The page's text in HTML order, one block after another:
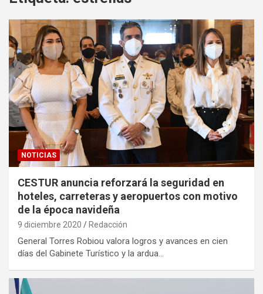
NOTICIAS
CESTUR anuncia reforzará la seguridad en
hoteles, carreteras y aeropuertos con motivo
de la época navideña
9 diciembre 2020 Redacción
General Torres Robiou valora logros y avances en cien
días del Gabinete Turístico y la ardua…